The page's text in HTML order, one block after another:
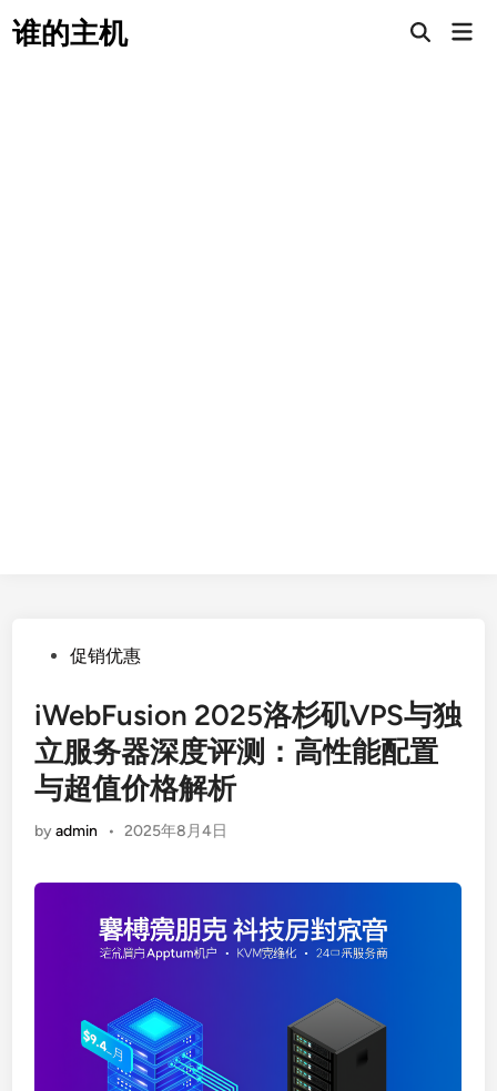
to谁的主机
Open
Posted促销优惠
iWebFusion 2025洛杉矶VPS与独
立服务器深度评测：高性能配置
与超值价格解析
byadmin • 2025年8月4日